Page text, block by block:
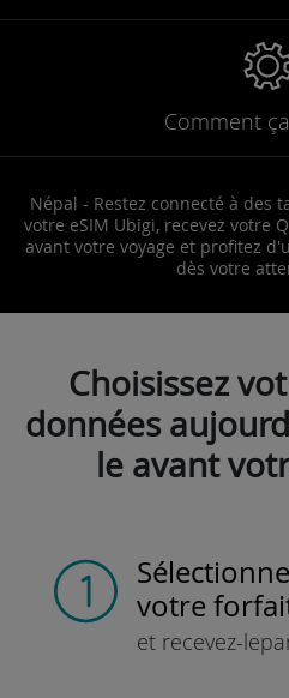
Comment
Népal - Restez connecté à des
votre eSIM Ubigi, recevez votre
avant votre voyage et profitez
dès votre
Choisissez
données
le avant
votre
et recevez-le